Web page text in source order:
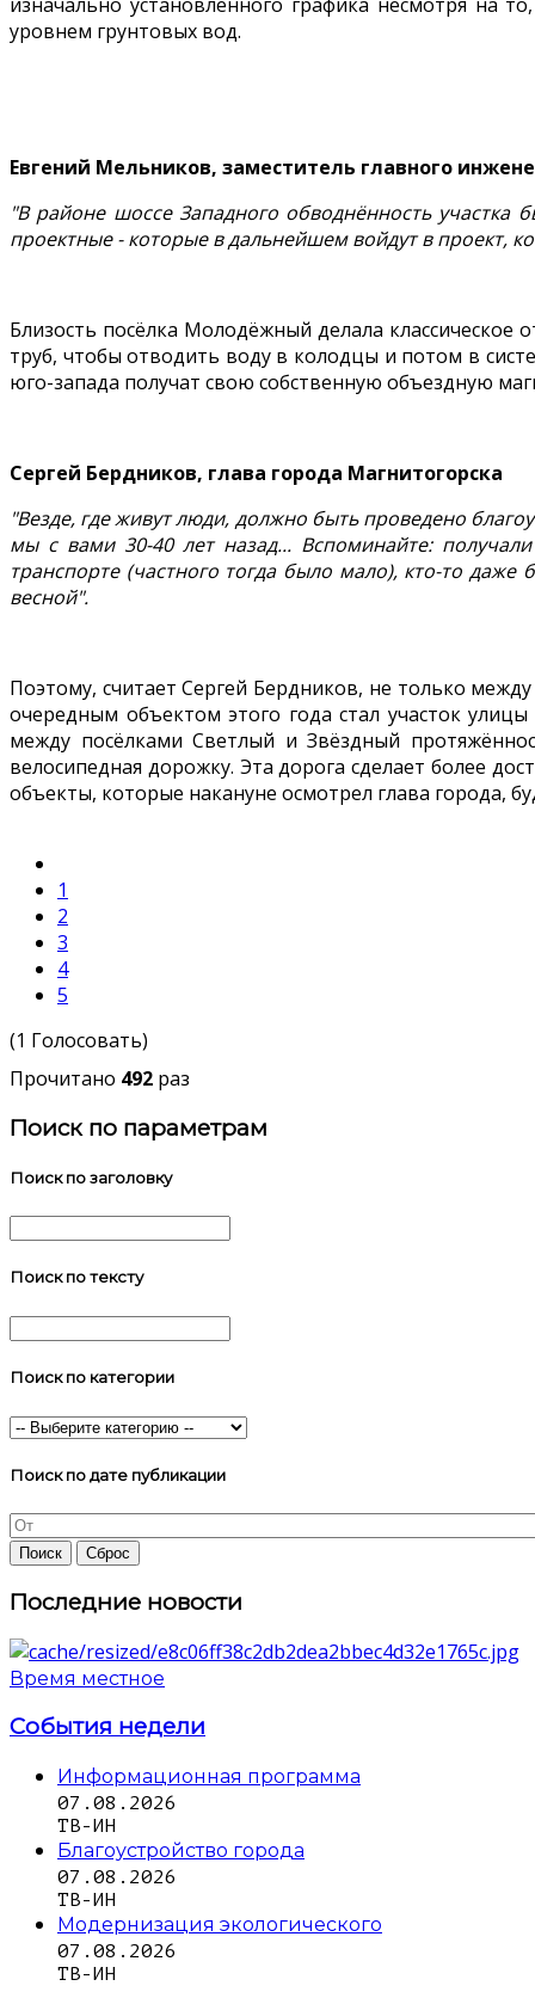
уровнем грунтовых вод.
Евгений Мельников, заместитель главного
"В районе шоссе Западного обводнённость
проектные - которые в дальнейшем войдут в проект,
Близость посёлка Молодёжный делала
труб, чтобы отводить воду в колодцы и потом в
юго-запада получат свою собственную объездную
Сергей Бердников, глава города Магнитогорска
"Везде, где живут люди, должно быть проведено
мы с вами 30-40 лет назад... Вспоминайте:
транспорте (частного тогда было мало), кто-то
весной".
Поэтому, считает Сергей Бердников, не только
очередным объектом этого года стал участок
между посёлками Светлый и Звёздный
велосипедная дорожку. Эта дорога сделает более
объекты, которые накануне осмотрел глава города,
1
2
3
4
5
(1 Голосовать)
Прочитано 492 раз
Поиск по параметрам
Поиск по заголовку
Поиск по тексту
Поиск по категории
Поиск по дате публикации
Последние новости
Время местное
События недели
Информационная программа
07.08.2026
ТВ-ИН
Благоустройство города
07.08.2026
ТВ-ИН
Модернизация экологического
07.08.2026
ТВ-ИН